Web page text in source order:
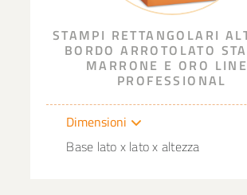
STAMPI RETTANGOLARI
BORDO ARROTOLATO
MARRONE E ORO
PROFESSIONAL
Dimensioni
Base lato x lato x altezza